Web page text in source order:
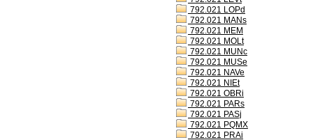
792.021 LOPd
792.021 MANs
792.021 MEM
792.021 MOLt
792.021 MUNc
792.021 MUSe
792.021 NAVe
792.021 NIEt
792.021 OBRi
792.021 PARs
792.021 PASj
792.021 PQMX
792.021 PRAi